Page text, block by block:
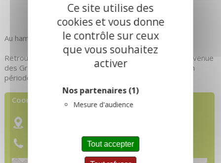
Ce site utilise des
cookies et vous donne
le contrôle sur ceux
que vous souhaitez
activer
Nos partenaires(1)
Mesure d'audience
Tout accepter
Au hameau des Granges
Retrouvez nos produits au magasin de la coopérative Avenue
des Grandes Alpes ( été et hiver). Ainsi qu au Galibier en
période estivale.Pas de vente à la ferme.
Coordonnées :
06 70 27 10 31